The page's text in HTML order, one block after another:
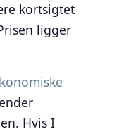
kortsigtet
ligger
Hvis I